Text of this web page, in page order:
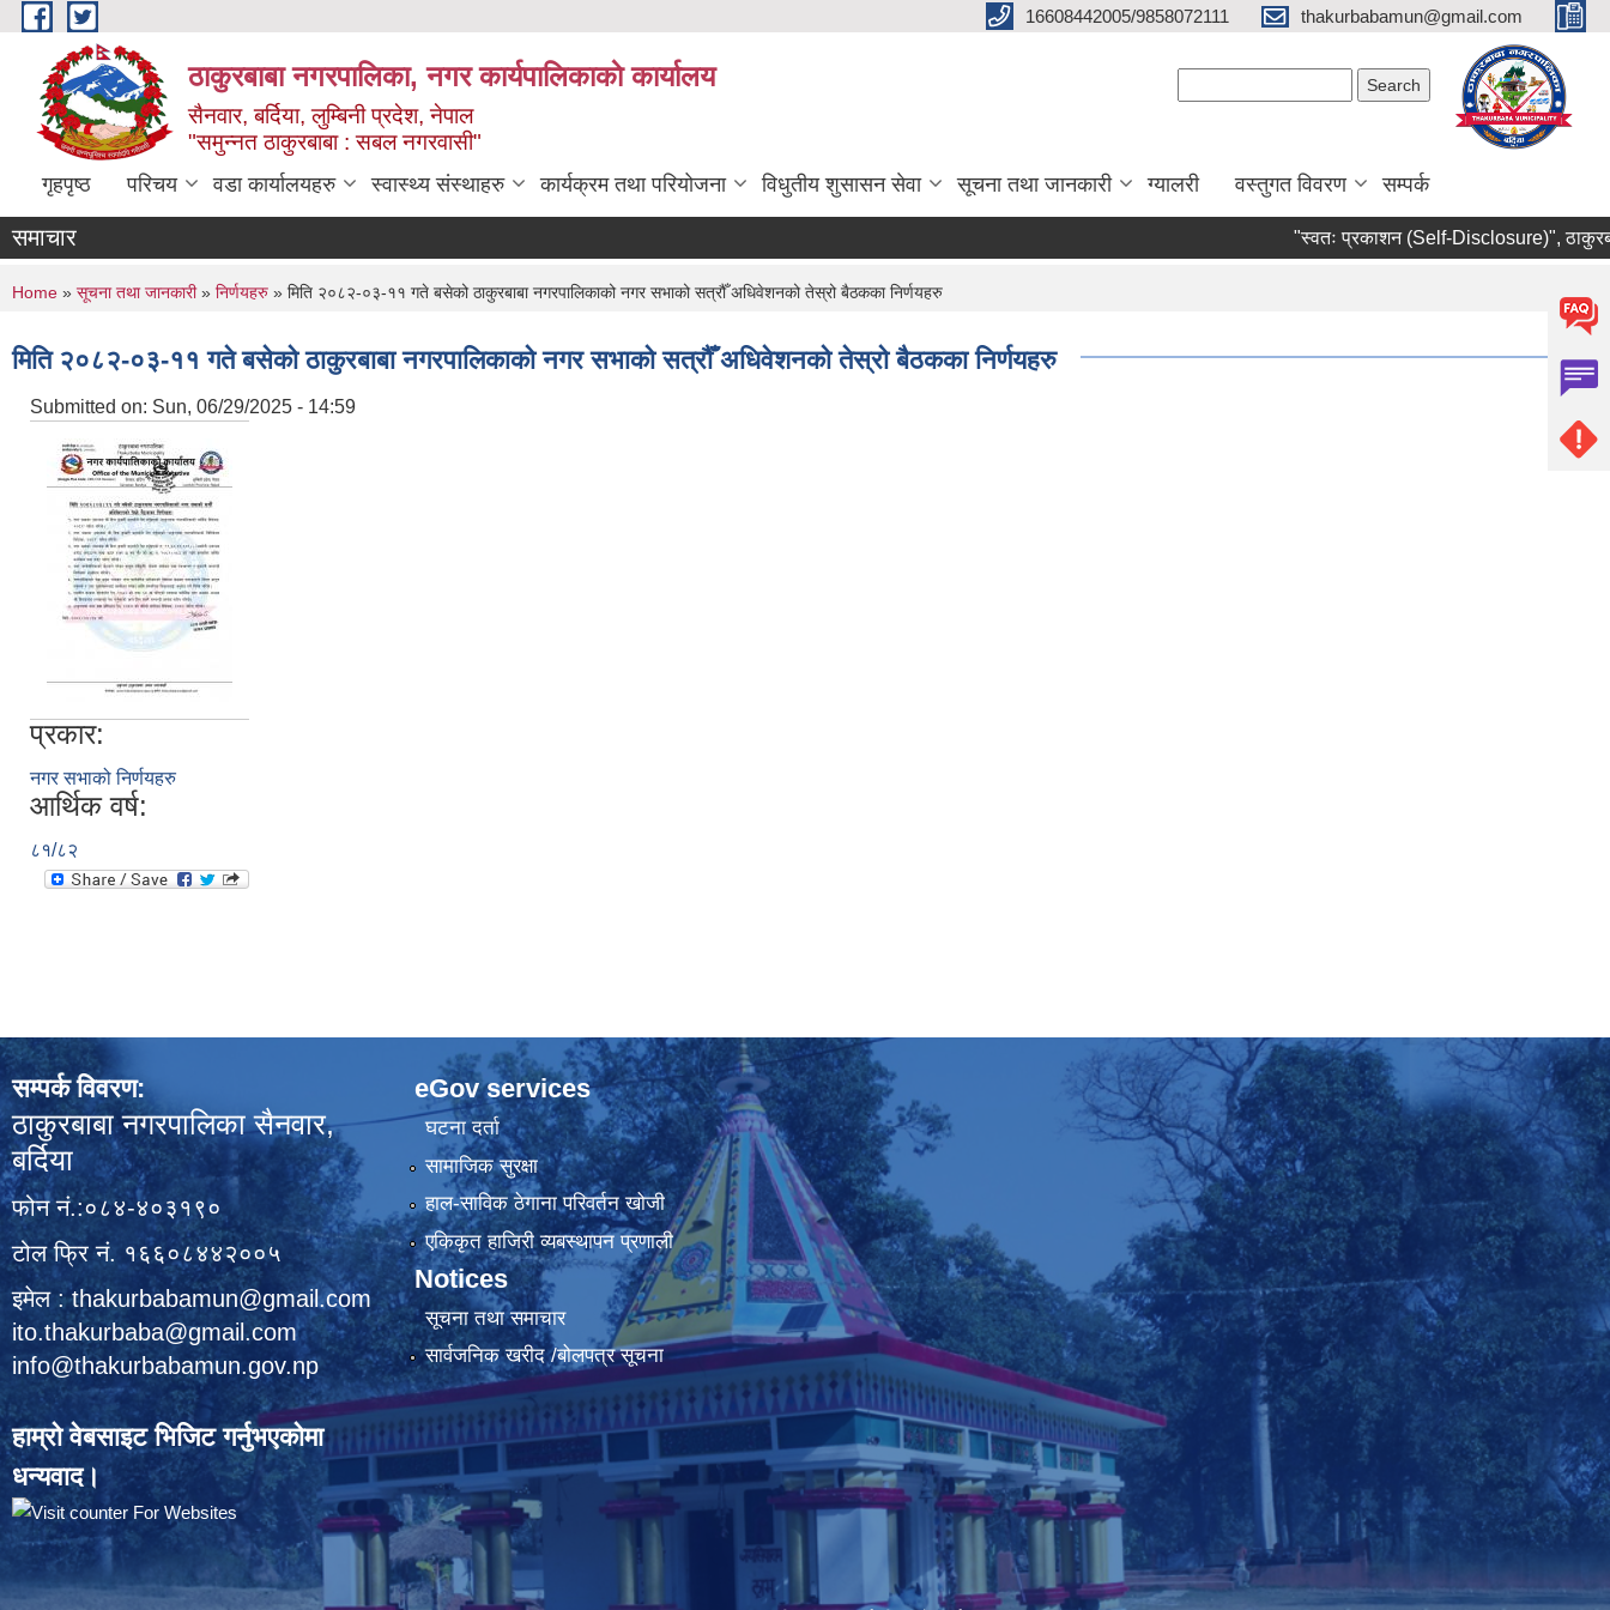
Skip to main content 16608442005/9858072111 thakurbabamun@gmail.com
ठाकुरबाबा नगरपालिका, नगर कार्यपालिकाकाे कार्यालय
सैनवार, बर्दिया, लुम्बिनी प्रदेश, नेपाल
"समुन्‍नत ठाकुरबाबा : सबल नगरवासी"
गृहपृष्ठ परिचय वडा कार्यालयहरु स्वास्थ्य संस्थाहरु कार्यक्रम तथा परियोजना विधुतीय शुसासन सेवा सूचना तथा जानकारी ग्यालरी वस्तुगत विवरण सम्पर्क
समाचार "स्वतः प्रकाशन (Self-Disclosure)",
You are here
Home » सूचना तथा जानकारी» निर्णयहरु » मिति २०८२-०३-११ गते बसेको ठाकुरबाबा नगरपालिकाको नगर सभाको सत्रौँ अधिवेशनको तेस्रो बैठकका निर्णयहरु
मिति २०८२-०३-११ गते बसेको ठाकुरबाबा नगरपालिकाको नगर सभाको सत्रौँ अधिवेशनको तेस्रो बैठकका निर्णयहरु
Submitted on: Sun, 06/29/2025 - 14:59
प्रकार:
नगर सभाको निर्णयहरु
आर्थिक वर्ष:
८१/८२
सम्पर्क विवरण:
ठाकुरबाबा नगरपालिका सैनवार,
बर्दिया
फोन नं.:०८४-४०३१९०
टोल फ्रि नं. १६६०८४४२००५
इमेल : thakurbabamun@gmail.com
ito.thakurbaba@gmail.com
info@thakurbabamun.gov.np
हाम्रो वेबसाइट भिजिट गर्नुभएकोमा
धन्यवाद।
eGov services
घटना दर्ता
सामाजिक सुरक्षा
हाल-साविक ठेगाना परिवर्तन खोजी
एकिकृत हाजिरी व्यबस्थापन प्रणाली
Notices
सूचना तथा समाचार
सार्वजनिक खरीद /बोलपत्र सूचना